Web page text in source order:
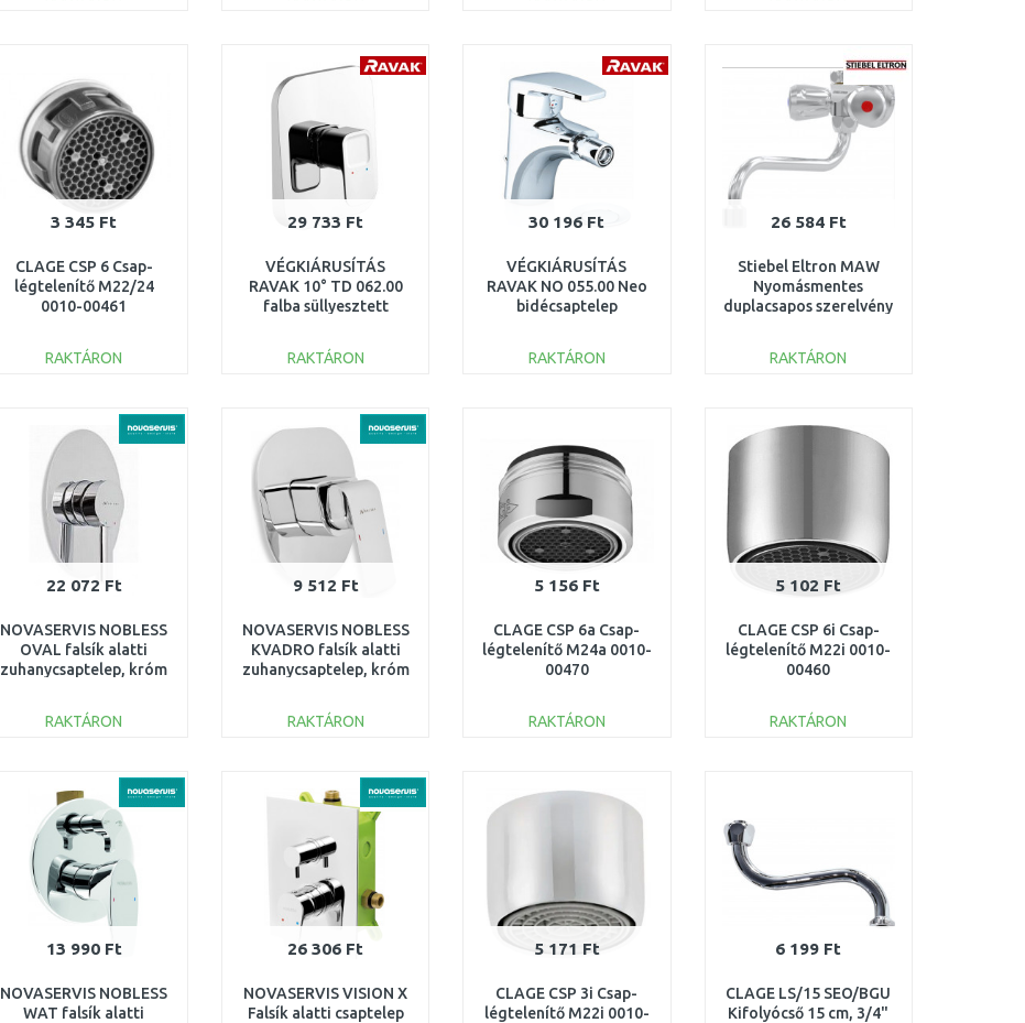
Összehasonlítás Összehasonlítás Összehasonlítás
3 345 Ft
CLAGE CSP 6 Csap-
légtelenítő M22/24
0010-00461
RAKTÁRON
Összehasonlítás
29 733 Ft
VÉGKIÁRUSÍTÁS
RAVAK 10° TD 062.00
falba süllyesztett
belső egységgel
X070069
RAKTÁRON
Összehasonlítás
30 196 Ft
VÉGKIÁRUSÍTÁS
RAVAK NO 055.00 Neo
bidécsaptelep
RAKTÁRON
26 584 Ft
Stiebel Eltron MAW
Nyomásmentes
duplacsapos szerelvény
RAKTÁRON
Összehasonlítás
22 072 Ft
NOVASERVIS NOBLESS
OVAL falsík alatti
zuhanycsaptelep, króm
RAKTÁRON
Összehasonlítás
9 512 Ft
NOVASERVIS NOBLESS
KVADRO falsík alatti
zuhanycsaptelep, króm
RAKTÁRON
Összehasonlítás
5 156 Ft
CLAGE CSP 6a Csap-
légtelenítő M24a 0010-
00470
RAKTÁRON
Összehasonlítás
5 102 Ft
CLAGE CSP 6i Csap-
légtelenítő M22i 0010-
00460
RAKTÁRON
13 990 Ft
NOVASERVIS NOBLESS
WAT falsík alatti
26 306 Ft
NOVASERVIS VISION X
Falsík alatti csaptelep
5 171 Ft
CLAGE CSP 3i Csap-
légtelenítő M22i 0010-
6 199 Ft
CLAGE LS/15 SEO/BGU
Kifolyócső 15 cm, 3/4"